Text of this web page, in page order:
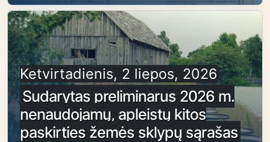
Ketvirtadienis, 2 liepos, 2026
Sudarytas preliminarus 2026 m.
nenaudojamų, apleistų kitos
paskirties žemės sklypų sąrašas